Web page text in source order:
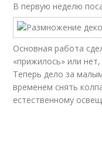
В первую неделю
Основная работа
«прижилось» или
Теперь дело за
временем снять
естественному